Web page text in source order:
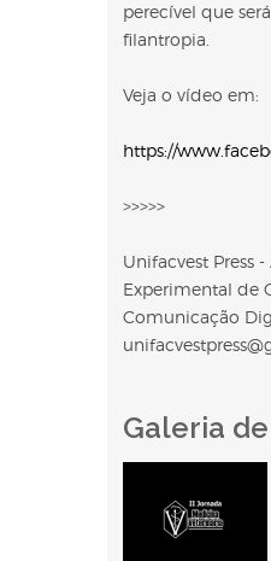
perecível que
filantropia.
Veja o vídeo em:
https://
>>>>>
Unifacvest Press
Experimental de
Comunicação
Galeria